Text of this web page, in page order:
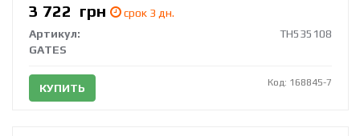
3 722 грн
срок 3 дн.
Артикул:
TH535108
GATES
КУПИТЬ Код: 168845-7